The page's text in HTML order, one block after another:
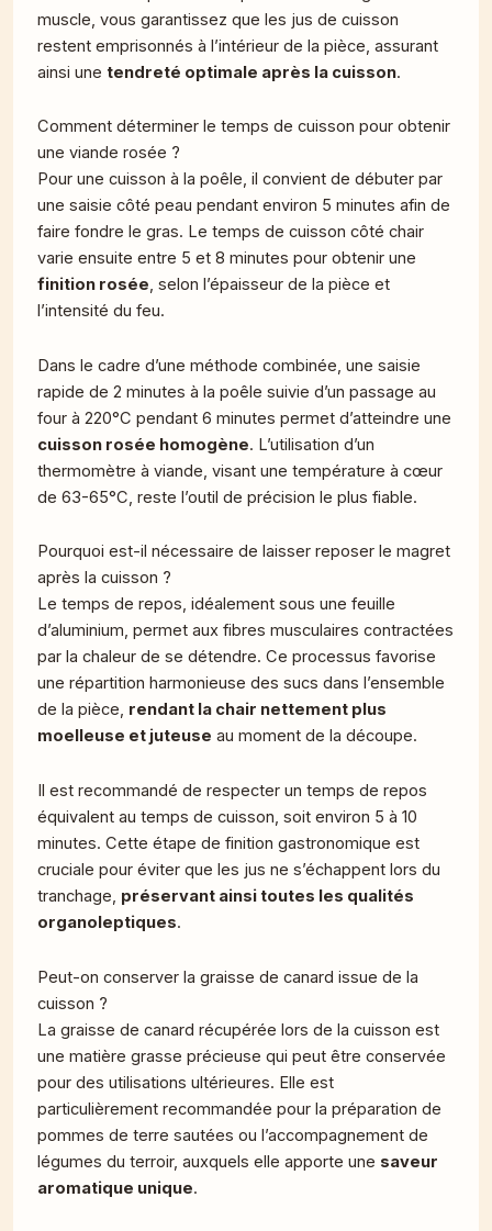
muscle, vous garantissez que les jus de cuisson
restent emprisonnés à l’intérieur de la pièce, assurant
ainsi une tendreté optimale après la cuisson.
Comment déterminer le temps de cuisson pour obtenir
une viande rosée ?
Pour une cuisson à la poêle, il convient de débuter par
une saisie côté peau pendant environ 5 minutes afin de
faire fondre le gras. Le temps de cuisson côté chair
varie ensuite entre 5 et 8 minutes pour obtenir une
finition rosée, selon l’épaisseur de la pièce et
l’intensité du feu.
Dans le cadre d’une méthode combinée, une saisie
rapide de 2 minutes à la poêle suivie d’un passage au
four à 220°C pendant 6 minutes permet d’atteindre une
cuisson rosée homogène. L’utilisation d’un
thermomètre à viande, visant une température à cœur
de 63-65°C, reste l’outil de précision le plus fiable.
Pourquoi est-il nécessaire de laisser reposer le magret
après la cuisson ?
Le temps de repos, idéalement sous une feuille
d’aluminium, permet aux fibres musculaires contractées
par la chaleur de se détendre. Ce processus favorise
une répartition harmonieuse des sucs dans l’ensemble
de la pièce, rendant la chair nettement plus
moelleuse et juteuse au moment de la découpe.
Il est recommandé de respecter un temps de repos
équivalent au temps de cuisson, soit environ 5 à 10
minutes. Cette étape de finition gastronomique est
cruciale pour éviter que les jus ne s’échappent lors du
tranchage, préservant ainsi toutes les qualités
organoleptiques.
Peut-on conserver la graisse de canard issue de la
cuisson ?
La graisse de canard récupérée lors de la cuisson est
une matière grasse précieuse qui peut être conservée
pour des utilisations ultérieures. Elle est
particulièrement recommandée pour la préparation de
pommes de terre sautées ou l’accompagnement de
légumes du terroir, auxquels elle apporte une saveur
aromatique unique.